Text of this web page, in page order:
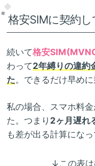
格安SIMに契約
続いて格安
わって2年縛りの違約
た。できるだけ早めに
私の場合、スマホ料
た。つまり 2ヶ月遅れ
も差が出る計算になっ
↓この表は